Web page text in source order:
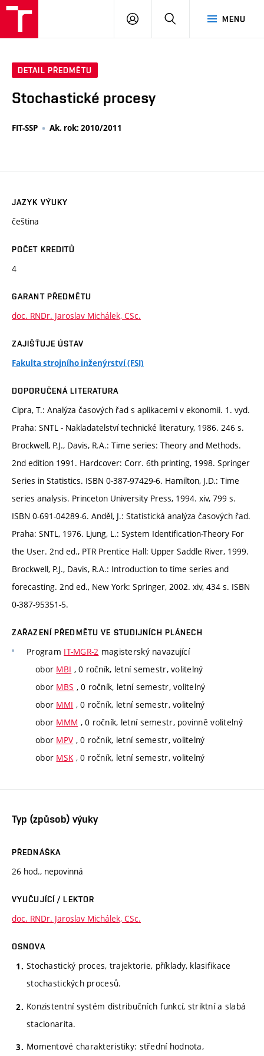
MENU
PŘIHLÁSIT
DETAIL PŘEDMĚTU
Stochastické procesy
FIT-SSP Ak. rok: 2010/2011
JAZYK VÝUKY
čeština
POČET KREDITŮ
4
GARANT PŘEDMĚTU
doc. RNDr. Jaroslav Michálek, CSc.
ZAJIŠŤUJE ÚSTAV
Fakulta strojního inženýrství (FSI)
DOPORUČENÁ LITERATURA
Cipra, T.: Analýza časových řad s aplikacemi v ekonomii. 1. vyd.
Praha: SNTL - Nakladatelství technické literatury, 1986. 246 s.
Brockwell, P.J., Davis, R.A.: Time series: Theory and Methods.
2nd edition 1991. Hardcover: Corr. 6th printing, 1998. Springer
Series in Statistics. ISBN 0-387-97429-6. Hamilton, J.D.: Time
series analysis. Princeton University Press, 1994. xiv, 799 s.
ISBN 0-691-04289-6. Anděl, J.: Statistická analýza časových řad.
Praha: SNTL, 1976. Ljung, L.: System Identification-Theory For
the User. 2nd ed., PTR Prentice Hall: Upper Saddle River, 1999.
Brockwell, P.J., Davis, R.A.: Introduction to time series and
forecasting. 2nd ed., New York: Springer, 2002. xiv, 434 s. ISBN
0-387-95351-5.
ZAŘAZENÍ PŘEDMĚTU VE STUDIJNÍCH PLÁNECH
Program IT-MGR-2 magisterský navazující
obor MBI , 0 ročník, letní semestr, volitelný
obor MBS , 0 ročník, letní semestr, volitelný
obor MMI , 0 ročník, letní semestr, volitelný
obor MMM , 0 ročník, letní semestr, povinně volitelný
obor MPV , 0 ročník, letní semestr, volitelný
obor MSK, 0 ročník, letní semestr, volitelný
Typ (způsob) výuky
PŘEDNÁŠKA
26 hod., nepovinná
VYUČUJÍCÍ / LEKTOR
doc. RNDr. Jaroslav Michálek, CSc.
OSNOVA
Stochastický proces, trajektorie, příklady, klasifikace
stochastických procesů.
Konzistentní systém distribučních funkcí, striktní a slabá
stacionarita.
Momentové charakteristiky: střední hodnota,